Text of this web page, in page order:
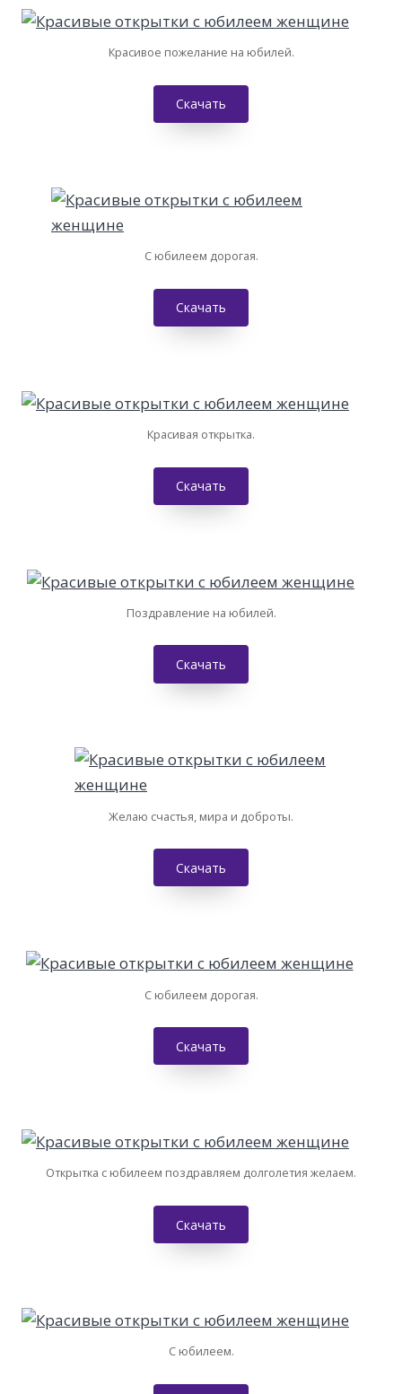
Красивое пожелание на юбилей.
Скачать
С юбилеем дорогая.
Скачать
Красивая открытка.
Скачать
Поздравление на юбилей.
Скачать
Желаю счастья, мира и доброты.
Скачать
С юбилеем дорогая.
Скачать
Открытка с юбилеем поздравляем долголетия желаем.
Скачать
С юбилеем.